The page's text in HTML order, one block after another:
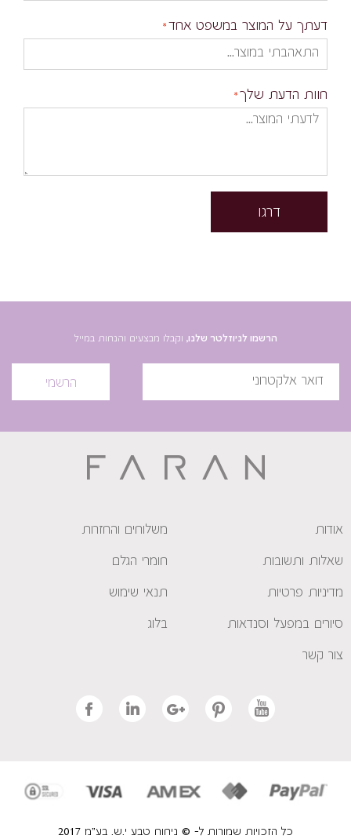
דעתך על המוצר במשפט אחד
חוות הדעת שלך
דרגו
הרשמו לניוזלטר שלנו, וקבלו מבצעים והנחות במייל
הרשמי
אודות משלוחים והחזרות
שאלות ותשובות חומרי הגלם
מדיניות פרטיות תנאי שימוש
סיורים במפעל וסנדאות בלוג
צור קשר
כל הזכויות שמורות ל- © ניחוח טבע י.ש. בע"מ 2017